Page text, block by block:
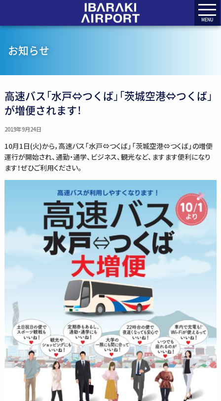
MENU
お知らせ
高速バス「水戸⇔つくば」「茨城空港⇔つくば」
が増便されます！
2019年9月24日
10月1日(火)から，高速バス「水戸⇔つくば」「茨城空港⇔つくば」の増便
運行が開始され、通勤・通学、ビジネス、観光など、ますます便利になり
ます！ぜひご利用ください。